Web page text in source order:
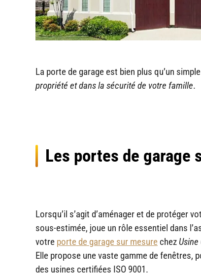
La porte de garage est bien plus qu’un
propriété et dans la sécurité de votre famille.
Les portes de garage
Lorsqu’il s’agit d’aménager et de protéger
sous-estimée, joue un rôle essentiel dans
votre porte de garage sur mesure chez Usine
Elle propose une vaste gamme de
des usines certifiées ISO 9001.